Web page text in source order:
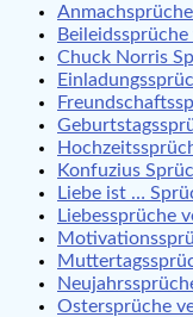
Chuck Norris
Konfuzius
Liebe ist …
Liebessprüche
Ostersprüche